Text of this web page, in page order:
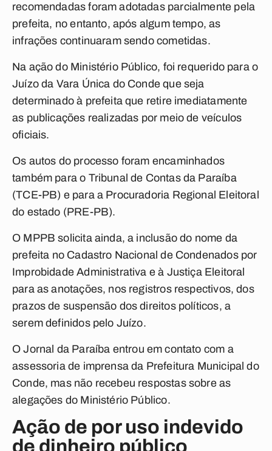
recomendadas foram adotadas parcialmente pela
prefeita, no entanto, após algum tempo, as
infrações continuaram sendo cometidas.
Na ação do Ministério Público, foi requerido para o
Juízo da Vara Única do Conde que seja
determinado à prefeita que retire imediatamente
as publicações realizadas por meio de veículos
oficiais.
Os autos do processo foram encaminhados
também para o Tribunal de Contas da Paraíba
(TCE-PB) e para a Procuradoria Regional Eleitoral
do estado (PRE-PB).
O MPPB solicita ainda, a inclusão do nome da
prefeita no Cadastro Nacional de Condenados por
Improbidade Administrativa e à Justiça Eleitoral
para as anotações, nos registros respectivos, dos
prazos de suspensão dos direitos políticos, a
serem definidos pelo Juízo.
OJornal da Paraíba entrou em contato com a
assessoria de imprensa da Prefeitura Municipal do
Conde, mas não recebeu respostas sobre as
alegações do Ministério Público.
Ação de por uso indevido
de dinheiro público